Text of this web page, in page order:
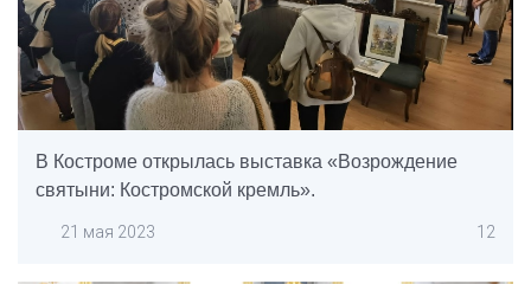
В Костроме открылась выставка «Возрождение
святыни: Костромской кремль».
21 мая 2023 12